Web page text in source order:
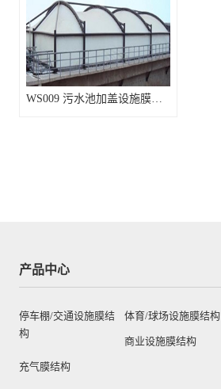
WS009 污水池加盖设施膜结构
产品中心
停车棚/交通设施膜结
构
体育/球场设施膜结构
商业设施膜结构
充气膜结构